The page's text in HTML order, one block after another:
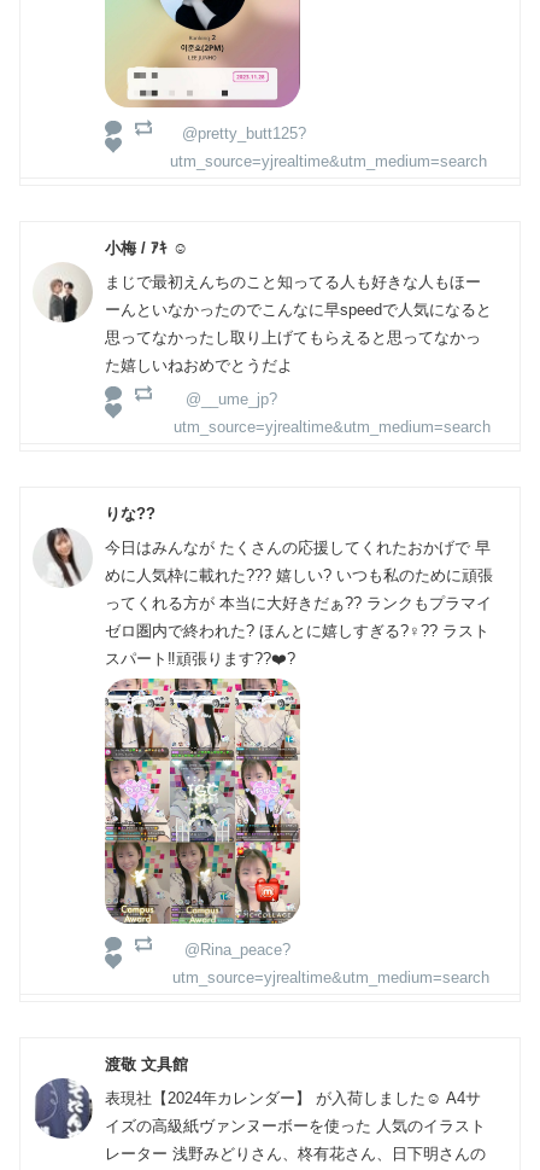
@pretty_butt125?
utm_source=yjrealtime&utm_medium=search
小梅 / ｱｷ ☺︎
まじで最初えんちのこと知ってる人も好きな人もほー
ーんといなかったのでこんなに早speedで人気になると
思ってなかったし取り上げてもらえると思ってなかっ
た嬉しいねおめでとうだよ
@__ume_jp?
utm_source=yjrealtime&utm_medium=search
りな??
今日はみんなが たくさんの応援してくれたおかげで 早
めに人気枠に載れた??? 嬉しい? いつも私のために頑張
ってくれる方が 本当に大好きだぁ?? ランクもプラマイ
ゼロ圏内で終われた? ほんとに嬉しすぎる?‍♀️?? ラスト
スパート‼️頑張ります??❤️‍?
@Rina_peace?
utm_source=yjrealtime&utm_medium=search
渡敬 文具館
表現社【2024年カレンダー】 が入荷しました☺︎ A4サ
イズの高級紙ヴァンヌーボーを使った 人気のイラスト
レーター 浅野みどりさん、柊有花さん、日下明さんの